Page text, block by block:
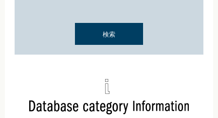
検索